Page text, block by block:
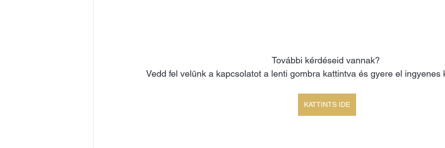
További kérdéseid vannak?
Vedd fel velünk a kapcsolatot a lenti gombra kattintva és gyere el ingyenes
KATTINTS IDE